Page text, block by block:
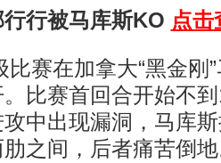
行被马库斯KO 点击
赛在加拿大“黑金刚
比赛首回合开始不
中出现漏洞，马库
之间，后者痛苦倒